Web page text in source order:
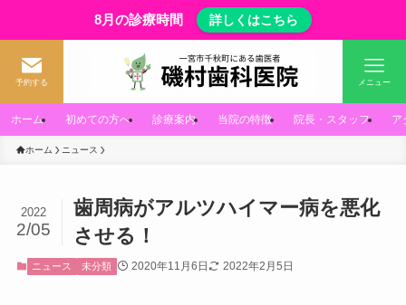
8月の診療時間 詳しくはこちら
予約する メニュー
ホーム 初めての方へ 診療案内 当院の特徴 院長・スタッフ ア
ホーム ニュース
歯周病がアルツハイマー病を悪化
させる！
2022
2/05
ニュース 未分類 2020年11月6日 2022年2月5日